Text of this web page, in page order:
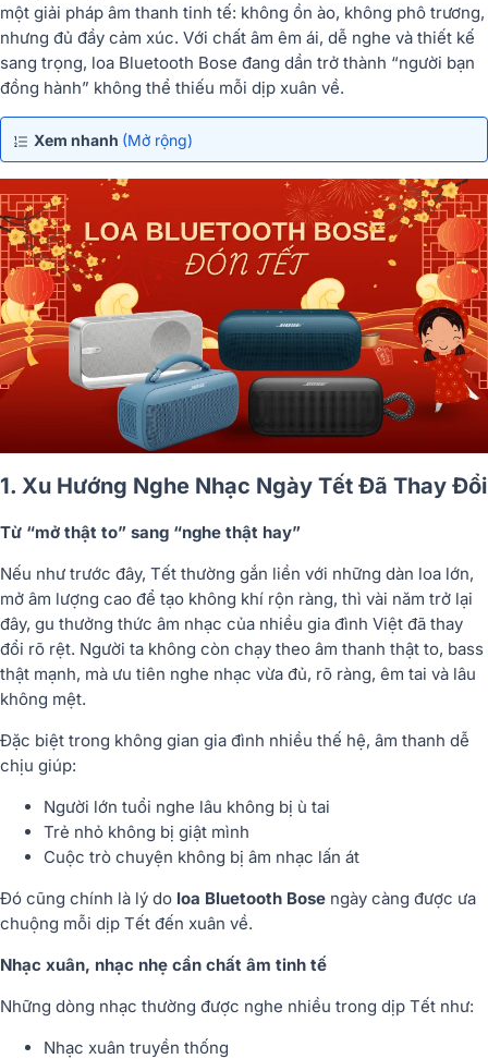
một giải pháp âm thanh tinh tế: không ồn ào, không phô trương,
nhưng đủ đầy cảm xúc. Với chất âm êm ái, dễ nghe và thiết kế
sang trọng, loa Bluetooth Bose đang dần trở thành “người bạn
đồng hành” không thể thiếu mỗi dịp xuân về.
Xem nhanh (Mở rộng)
1. Xu Hướng Nghe Nhạc Ngày Tết Đã Thay Đổi
Từ “mở thật to” sang “nghe thật hay”
Nếu như trước đây, Tết thường gắn liền với những dàn loa lớn,
mở âm lượng cao để tạo không khí rộn ràng, thì vài năm trở lại
đây, gu thưởng thức âm nhạc của nhiều gia đình Việt đã thay
đổi rõ rệt. Người ta không còn chạy theo âm thanh thật to, bass
thật mạnh, mà ưu tiên nghe nhạc vừa đủ, rõ ràng, êm tai và lâu
không mệt.
Đặc biệt trong không gian gia đình nhiều thế hệ, âm thanh dễ
chịu giúp:
Người lớn tuổi nghe lâu không bị ù tai
Trẻ nhỏ không bị giật mình
Cuộc trò chuyện không bị âm nhạc lấn át
Đó cũng chính là lý do loa Bluetooth Bose ngày càng được ưa
chuộng mỗi dịp Tết đến xuân về.
Nhạc xuân, nhạc nhẹ cần chất âm tinh tế
Những dòng nhạc thường được nghe nhiều trong dịp Tết như:
Nhạc xuân truyền thống